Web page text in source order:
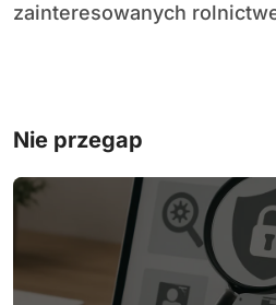
zainteresowanych
Nie przegap